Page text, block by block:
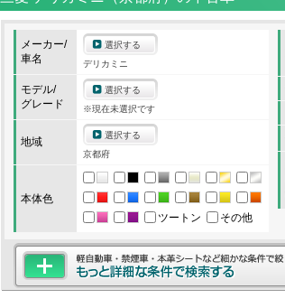
メーカー/
車名
選択する
デリカミニ
モデル/
グレード
選択する
※現在未選択です
地域
選択する
京都府
本体色
ツートン
その他